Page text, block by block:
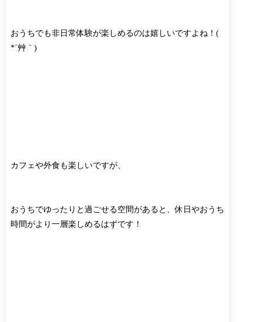
おうちでも非日常体験が楽しめるのは嬉しいですよね！(
*´艸｀)
カフェや外食も楽しいですが、
おうちでゆったりと過ごせる空間があると、休日やおうち
時間がより一層楽しめるはずです！